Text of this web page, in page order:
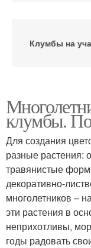
Клумбы на
клумбы.
Для создания
разные растения:
травянистые
декоративно-
многолетников –
эти растения в
неприхотливы,
годы радовать